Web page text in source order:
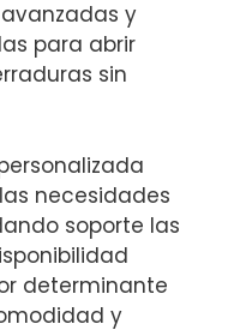
y
para abrir
sin
necesidades
soporte las
determinante
y